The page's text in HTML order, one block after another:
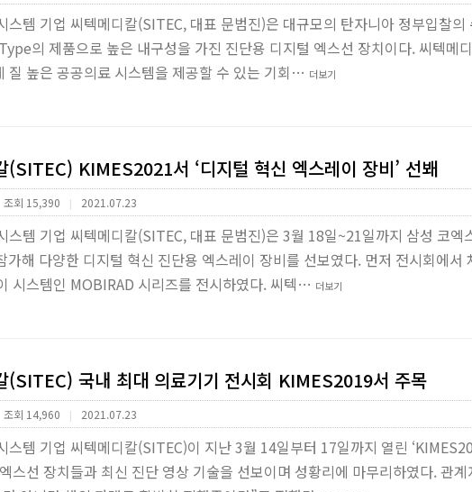
스템 기업 씨텍메디칼(SITEC, 대표 문범진)은 대규모의 탄자니아 정부입찰
의 제품으로 높은 내구성을 가진 진단용 디지털 엑스선 장치이다. 씨텍메
질 높은 공공의료 시스템을 제공할 수 있는 기회… 더보기
(SITEC) KIMES2021서 ‘디지털 혁신 엑스레이 장비’ 선봬
조회 15,390 | 2021.07.23
스템 기업 씨텍메디칼(SITEC, 대표 문범진)은 3월 18일~21일까지 삼성 코엑
해 다양한 디지털 혁신 진단용 엑스레이 장비를 선보였다. 먼저 전시회에서
시스템인 MOBIRAD 시리즈를 전시하였다. 씨텍… 더보기
(SITEC) 국내 최대 의료기기 전시회 KIMES2019서 주목
조회 14,960 | 2021.07.23
스템 기업 씨텍메디칼(SITEC)이 지난 3월 14일부터 17일까지 열린
스선 장치들과 최신 진단 영상 기술을 선보이며 성황리에 마무리하였다. 관